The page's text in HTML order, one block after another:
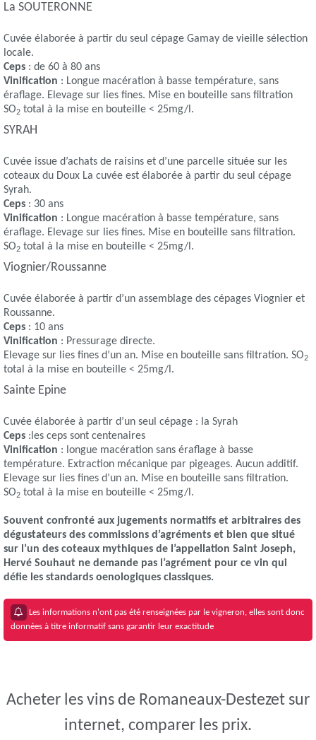
La SOUTERONNE
Cuvée élaborée à partir du seul cépage Gamay de vieille sélection
locale.
Ceps : de 60 à 80 ans
Vinification : Longue macération à basse température, sans
éraflage. Elevage sur lies fines. Mise en bouteille sans filtration
SO2 total à la mise en bouteille < 25mg/l.
SYRAH
Cuvée issue d’achats de raisins et d’une parcelle située sur les
coteaux du Doux La cuvée est élaborée à partir du seul cépage
Syrah.
Ceps : 30 ans
Vinification : Longue macération à basse température, sans
éraflage. Elevage sur lies fines. Mise en bouteille sans filtration.
SO2 total à la mise en bouteille < 25mg/l.
Viognier/Roussanne
Cuvée élaborée à partir d’un assemblage des cépages Viognier et
Roussanne.
Ceps : 10 ans
Vinification : Pressurage directe.
Elevage sur lies fines d’un an. Mise en bouteille sans filtration. SO2
total à la mise en bouteille < 25mg/l.
Sainte Epine
Cuvée élaborée à partir d’un seul cépage : la Syrah
Ceps :les ceps sont centenaires
Vinification : longue macération sans éraflage à basse
température. Extraction mécanique par pigeages. Aucun additif.
Elevage sur lies fines d’un an. Mise en bouteille sans filtration.
SO2 total à la mise en bouteille < 25mg/l.
Souvent confronté aux jugements normatifs et arbitraires des
dégustateurs des commissions d’agréments et bien que situé
sur l’un des coteaux mythiques de l’appellation Saint Joseph,
Hervé Souhaut ne demande pas l’agrément pour ce vin qui
défie les standards oenologiques classiques.
Les informations n'ont pas été renseignées par le vigneron, elles sont donc
données à titre informatif sans garantir leur exactitude
Acheter les vins de Romaneaux-Destezet sur
internet, comparer les prix.